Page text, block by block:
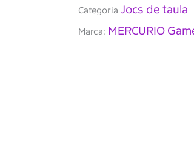
Categoria Jocs de taula
Marca: MERCURIO